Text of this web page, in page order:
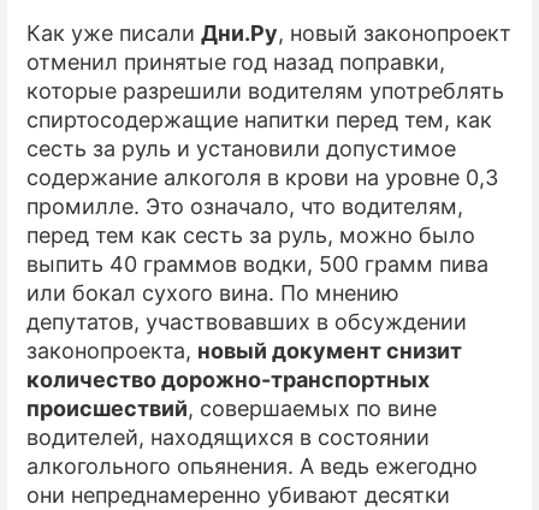
Как уже писали Дни.Ру, новый законопроект
отменил принятые год назад поправки,
которые разрешили водителям употреблять
спиртосодержащие напитки перед тем, как
сесть за руль и установили допустимое
содержание алкоголя в крови на уровне 0,3
промилле. Это означало, что водителям,
перед тем как сесть за руль, можно было
выпить 40 граммов водки, 500 грамм пива
или бокал сухого вина. По мнению
депутатов, участвовавших в обсуждении
законопроекта, новый документ снизит
количество дорожно-транспортных
происшествий, совершаемых по вине
водителей, находящихся в состоянии
алкогольного опьянения. А ведь ежегодно
они непреднамеренно убивают десятки